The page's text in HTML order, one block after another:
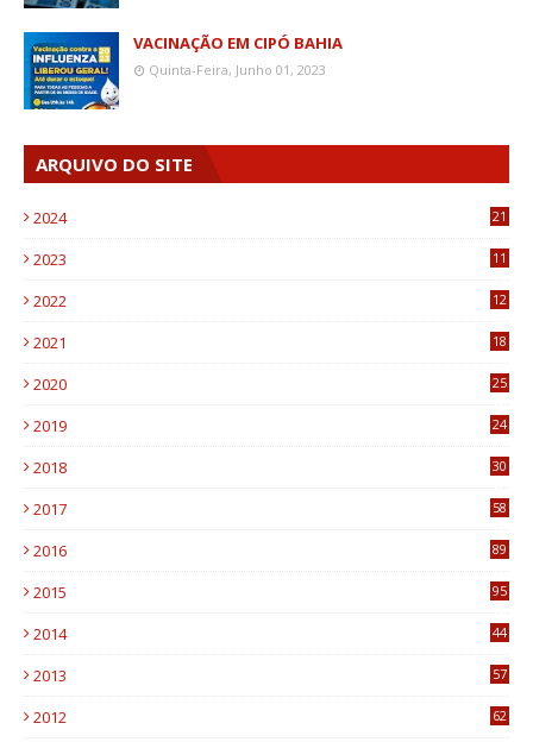
VACINAÇÃO EM CIPÓ BAHIA
Quinta-Feira, Junho 01, 2023
ARQUIVO DO SITE
2024 21
2023
11
2022
12
2021
18
2020
25
2019
24
2018
30
2017
58
2016
89
2015
95
2014
44
2013
57
2012
62